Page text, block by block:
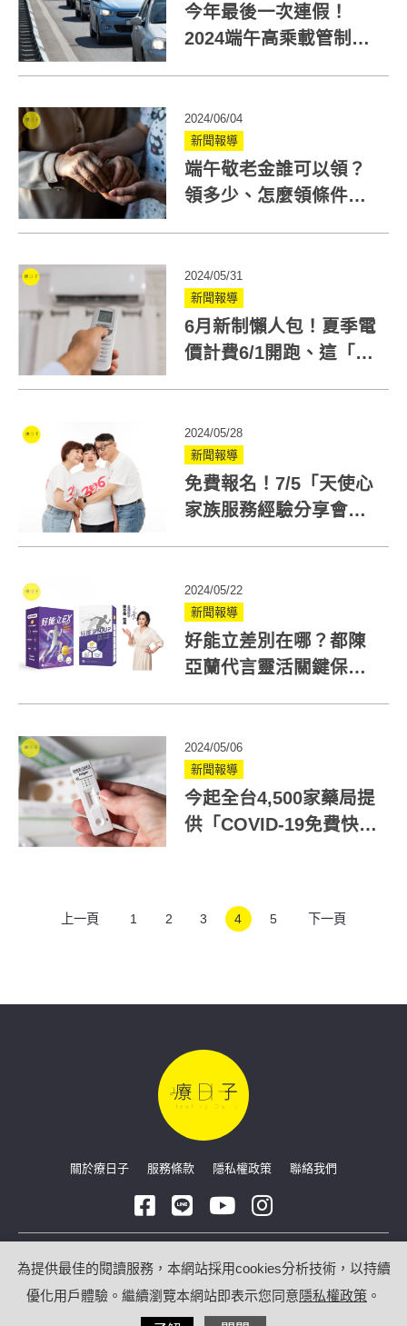
今年最後一次連假！
2024端午高乘載管制、
2024/06/04
新聞報導
端午敬老金誰可以領？
領多少、怎麼領條件限
2024/05/31
新聞報導
6月新制懶人包！夏季電
價計費6/1開跑、這「項
2024/05/28
新聞報導
免費報名！7/5「天使心
家族服務經驗分享會」
2024/05/22
新聞報導
好能立差別在哪？都陳
亞蘭代言靈活關鍵保健
2024/05/06
新聞報導
今起全台4,500家藥局提
供「COVID-19免費快篩
上一頁 1 2 3 4 5 下一頁
關於療日子 服務條款 隱私權政策 聯絡我們
Copyright © 2026 療日子 HealingDaily
/網站技術合作：光點數位科技
為提供最佳的閱讀服務，本網站採用cookies分析技術，以持續
優化用戶體驗。繼續瀏覽本網站即表示您同意隱私權政策 。